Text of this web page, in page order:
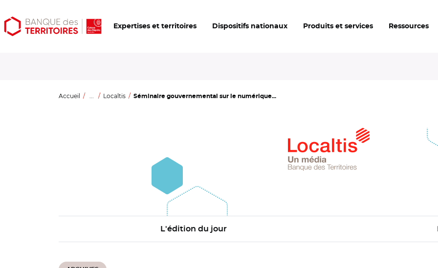
Aller
au
Aller
au
Ouvrir
les
Expertises et territoires Dispositifs nationaux Produits et services Ressources
Accueil ... Localtis Séminaire gouvernemental sur le numérique...
L'édition du jour